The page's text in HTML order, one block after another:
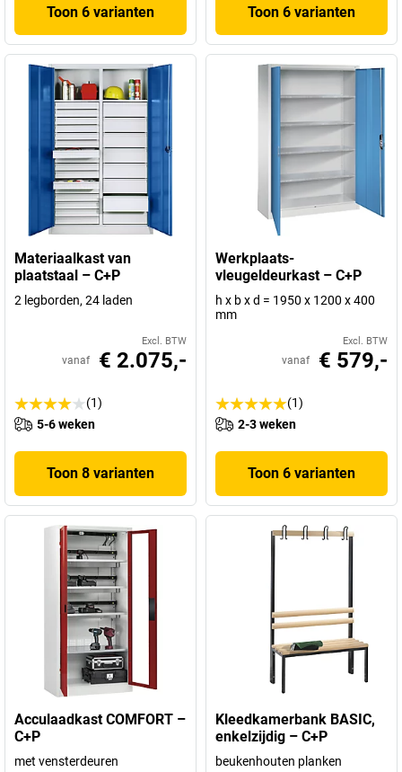
Toon 6 varianten Toon 6 varianten
Materiaalkast van
plaatstaal – C+P
2 legborden, 24 laden
Excl. BTW
vanaf € 2.075,-
(1)
5-6 weken
Toon 8 varianten
Werkplaats-
vleugeldeurkast – C+P
h x b x d = 1950 x 1200 x 400
mm
Excl. BTW
vanaf € 579,-
(1)
2-3 weken
Toon 6 varianten
Acculaadkast COMFORT –
C+P
met vensterdeuren
Kleedkamerbank BASIC,
enkelzijdig – C+P
beukenhouten planken